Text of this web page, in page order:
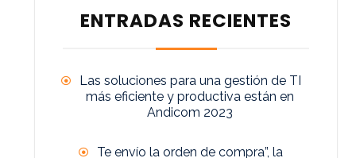
ENTRADAS RECIENTES
Las soluciones para una gestión de TI
más eficiente y productiva están en
Andicom 2023
Te envío la orden de compra”, la